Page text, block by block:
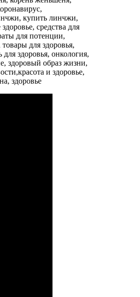
купить линчжи,
средства для
для потенции,
для здоровья,
здоровья, онкология,
здоровый образ жизни,
и здоровье,
здоровье